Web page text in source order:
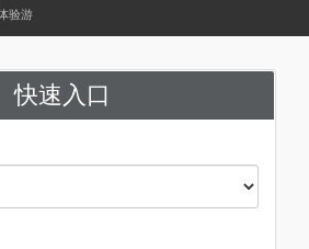
验游
快速入口